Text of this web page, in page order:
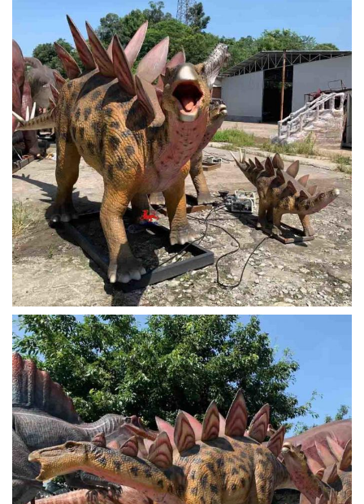
7-30 روز (بستگی به مقدار سفارش
دارد)
خدمات دیگر
طراحی چیدمان نمایشگاه/طراحی پارک
موضوعی/دکوراسیون جشنواره
خدمات پس از فروش
24 ماه (پس از گارانتی، ما می توانیم
خدمات تعمیر مادام العمر را با قیمت
تمام شده ارائه دهیم)